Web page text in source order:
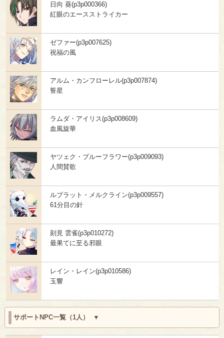
日向 葵(p3p000366)
紅眼のエースストライカー
ゼファー(p3p007625)
祝福の風
アルム・カンフローレル(p3p007874)
誓星
ラムダ・アイリス(p3p008609)
血風旋華
ヤツェク・ブルーフラワー(p3p009093)
人間賛歌
ルブラット・メルクライン(p3p009557)
61分目の針
刻見 雲雀(p3p010272)
最果てに至る邪眼
レイン・レイン(p3p010586)
玉響
サポートNPC一覧（1人）